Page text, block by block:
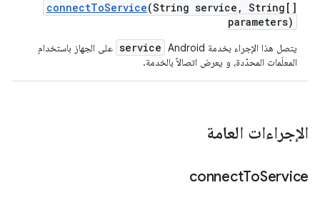
connectToService(String service , String[]
parameters)
يتصل هذا الإجراء بخدمة Android service على الجهاز باستخدام
المعلَمات المحدّدة، و يعرض اتصالاً بالخدمة.
الإجراءات العامة
connectToService